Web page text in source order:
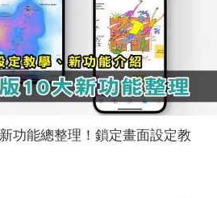
功能總整理！鎖定畫面設定教